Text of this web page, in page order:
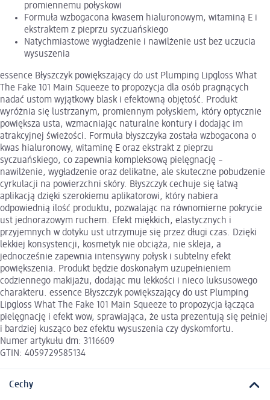
promiennemu połyskowi
Formuła wzbogacona kwasem hialuronowym, witaminą E i
ekstraktem z pieprzu syczuańskiego
Natychmiastowe wygładzenie i nawilżenie ust bez uczucia
wysuszenia
essence Błyszczyk powiększający do ust Plumping Lipgloss What
The Fake 101 Main Squeeze to propozycja dla osób pragnących
nadać ustom wyjątkowy blask i efektowną objętość. Produkt
wyróżnia się lustrzanym, promiennym połyskiem, który optycznie
powiększa usta, wzmacniając naturalne kontury i dodając im
atrakcyjnej świeżości. Formuła błyszczyka została wzbogacona o
kwas hialuronowy, witaminę E oraz ekstrakt z pieprzu
syczuańskiego, co zapewnia kompleksową pielęgnację –
nawilżenie, wygładzenie oraz delikatne, ale skuteczne pobudzenie
cyrkulacji na powierzchni skóry. Błyszczyk cechuje się łatwą
aplikacją dzięki szerokiemu aplikatorowi, który nabiera
odpowiednią ilość produktu, pozwalając na równomierne pokrycie
ust jednorazowym ruchem. Efekt miękkich, elastycznych i
przyjemnych w dotyku ust utrzymuje się przez długi czas. Dzięki
lekkiej konsystencji, kosmetyk nie obciąża, nie skleja, a
jednocześnie zapewnia intensywny połysk i subtelny efekt
powiększenia. Produkt będzie doskonałym uzupełnieniem
codziennego makijażu, dodając mu lekkości i nieco luksusowego
charakteru. essence Błyszczyk powiększający do ust Plumping
Lipgloss What The Fake 101 Main Squeeze to propozycja łącząca
pielęgnację i efekt wow, sprawiająca, że usta prezentują się pełniej
i bardziej kusząco bez efektu wysuszenia czy dyskomfortu.
Numer artykułu dm: 3116609
GTIN: 4059729585134
Cechy